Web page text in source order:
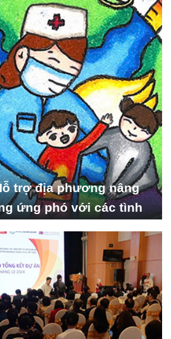
trợ địa phương nâng
ứng phó với các tình